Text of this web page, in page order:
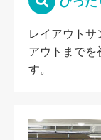
レイアウトサ
アウトまでを
す。